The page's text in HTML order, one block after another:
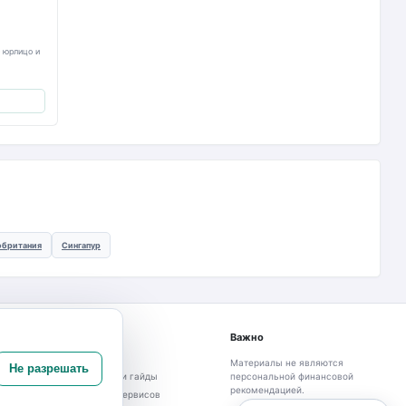
юрлицо и
Сингапур
Новости
Инструкции и гайды
Сравнение сервисов
Важно
Материалы не являются
персональной финансовой
рекомендацией.
Не разрешать